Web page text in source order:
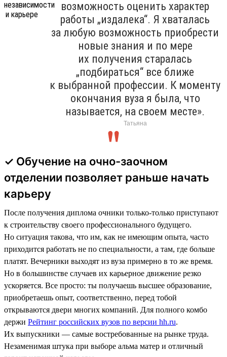
возможность оценить характер
работы „издалека“. Я хваталась
за любую возможность приобрести
новые знания и по мере
их получения старалась
„подбираться“ все ближе
к выбранной профессии. К моменту
окончания вуза я была, что
называется, на своем месте».
Татьяна
✓ Обучение на очно-заочном
отделении позволяет раньше начать
карьеру
После получения диплома очники только-только приступают
к строительству своего профессионального будущего.
Но ситуация такова, что им, как не имеющим опыта, часто
приходится работать не по специальности, а там, где больше
платят. Вечерники выходят из вуза примерно в то же время.
Но в большинстве случаев их карьерное движение резко
ускоряется. Все просто: ты получаешь высшее образование,
приобретаешь опыт, соответственно, перед тобой
открываются двери многих компаний. Для полного комбо
держи Рейтинг российских вузов по версии hh.ru.
Их выпускники — самые востребованные на рынке труда.
Незаменимая штука при выборе альма матер и отличный